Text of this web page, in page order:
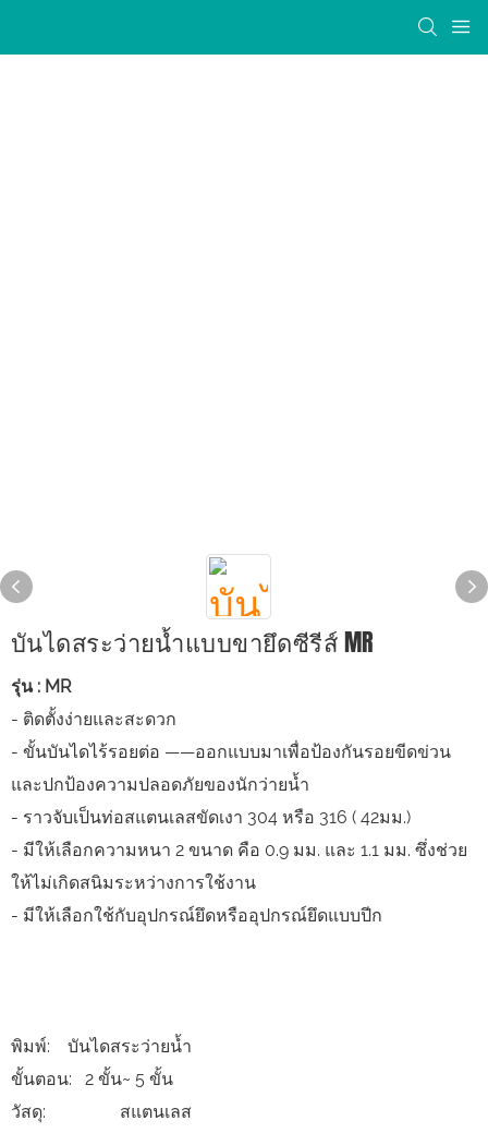
บันไดสระว่ายน้ำแบบขายึดซีรีส์ MR
รุ่น : MR
- ติดตั้งง่ายและสะดวก
- ขั้นบันไดไร้รอยต่อ ——ออกแบบมาเพื่อป้องกันรอยขีดข่วน
และปกป้องความปลอดภัยของนักว่ายน้ำ
- ราวจับเป็นท่อสแตนเลสขัดเงา 304 หรือ 316 ( 42มม.)
- มีให้เลือกความหนา 2 ขนาด คือ 0.9 มม. และ 1.1 มม. ซึ่งช่วย
ให้ไม่เกิดสนิมระหว่างการใช้งาน
- มีให้เลือกใช้กับอุปกรณ์ยึดหรืออุปกรณ์ยึดแบบปีก
พิมพ์: บันไดสระว่ายน้ำ
ขั้นตอน: 2 ขั้น~ 5 ขั้น
วัสดุ: สแตนเลส